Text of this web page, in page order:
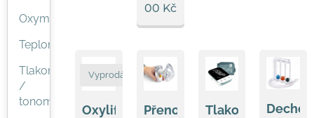
Oxymetry
Teploměry
Tlakoměry
/
tonometry
00 Kč
Oxylife
Vyprodáno
Přenosný
Tlakoměr